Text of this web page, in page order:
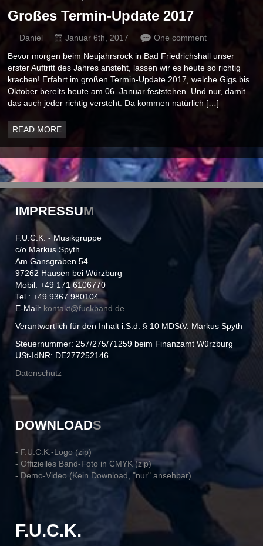
Großes Termin-Update 2017
Daniel Januar 6th, 2017
One comment
Bevor morgen beim Neujahrsrock in Bad Friedrichshall unser
erster Auftritt des Jahres ansteht, lassen wir es heute so richtig
krachen! Erfahrt im großen Termin-Update 2017, welche Gigs bis
Oktober bereits heute am 06. Januar feststehen. Und nur, damit
das auch jeder richtig versteht: Da kommen natürlich […]
READ MORE
IMPRESSUM
F.U.C.K. - Musikgruppe
c/o Markus Spyth
Am Gansgraben 54
97262 Hausen bei Würzburg
Mobil: +49 171 6106770
Tel.: +49 9367 980104
E-Mail: kontakt@fuckband.de
Verantwortlich für den Inhalt i.S.d. § 10 MDStV: Markus Spyth
Steuernummer: 257/275/71259 beim Finanzamt Würzburg
USt-IdNR: DE277252146
Datenschutz
DOWNLOADS
- F.U.C.K.-Logo (zip)
- Offizielles Band-Foto in CMYK (zip)
- Demo-Video (Kein Download, "nur" ansehbar)
F.U.C.K.